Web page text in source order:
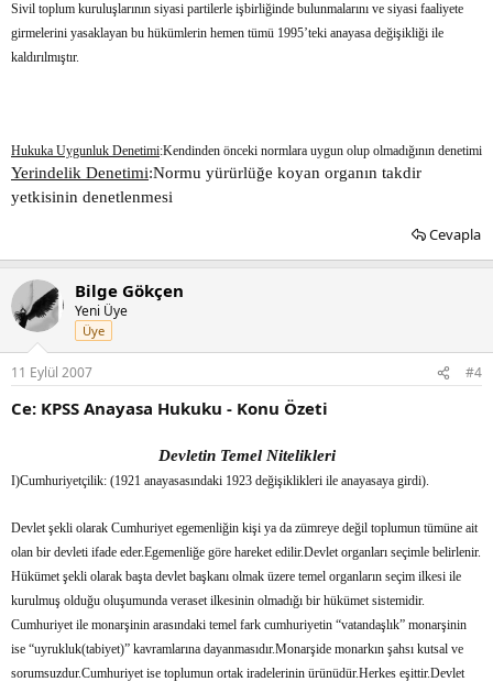
Sivil toplum kuruluşlarının siyasi partilerle işbirliğinde bulunmalarını ve siyasi faaliyete
girmelerini yasaklayan bu hükümlerin hemen tümü 1995’teki anayasa değişikliği ile
kaldırılmıştır.
Hukuka Uygunluk Denetimi:Kendinden önceki normlara uygun olup olmadığının denetimi
Yerindelik Denetimi:Normu yürürlüğe koyan organın takdir
yetkisinin denetlenmesi
Cevapla
Bilge Gökçen
Yeni Üye
Üye
11 Eylül 2007 #4
Ce: KPSS Anayasa Hukuku - Konu Özeti
Devletin Temel Nitelikleri
I)Cumhuriyetçilik: (1921 anayasasındaki 1923 değişiklikleri ile anayasaya girdi).
Devlet şekli olarak Cumhuriyet egemenliğin kişi ya da zümreye değil toplumun tümüne ait
olan bir devleti ifade eder.Egemenliğe göre hareket edilir.Devlet organları seçimle belirlenir.
Hükümet şekli olarak başta devlet başkanı olmak üzere temel organların seçim ilkesi ile
kurulmuş olduğu oluşumunda veraset ilkesinin olmadığı bir hükümet sistemidir.
Cumhuriyet ile monarşinin arasındaki temel fark cumhuriyetin “vatandaşlık” monarşinin
ise “uyrukluk(tabiyet)” kavramlarına dayanmasıdır.Monarşide monarkın şahsı kutsal ve
sorumsuzdur.Cumhuriyet ise toplumun ortak iradelerinin ürünüdür.Herkes eşittir.Devlet